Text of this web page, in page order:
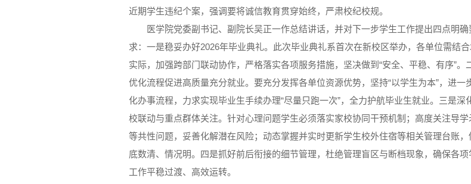
近期学生违纪个案，强调要将诚信教育贯穿始终，严肃校纪校规。
医学院党委副书记、副院长吴正一作总结讲话，并对下一步学生工作提出四点明确
求：一是稳妥办好2026年毕业典礼。此次毕业典礼系首次在新校区举办，各单位需结
实际，加强跨部门联动协作，严格落实各项服务措施，坚决做到“安全、平稳、有序”。
优化流程促进高质量充分就业。要充分发挥各单位资源优势，坚持“以学生为本”，进一
化办事流程，力求实现毕业生手续办理“尽量只跑一次”，全力护航毕业生就业。三是深
校联动与重点群体关注。针对心理问题学生必须落实家校协同干预机制；高度关注导学
等共性问题，妥善化解潜在风险；动态掌握并实时更新学生校外住宿等相关管理台账，
底数清、情况明。四是抓好前后衔接的细节管理，杜绝管理盲区与断档现象，确保各项
工作平稳过渡、高效运转。